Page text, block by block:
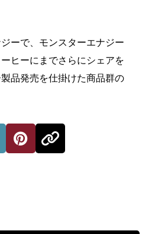
ーで、モンスターエナジー
ヒーにまでさらにシェアを
品発売を仕掛けた商品群の